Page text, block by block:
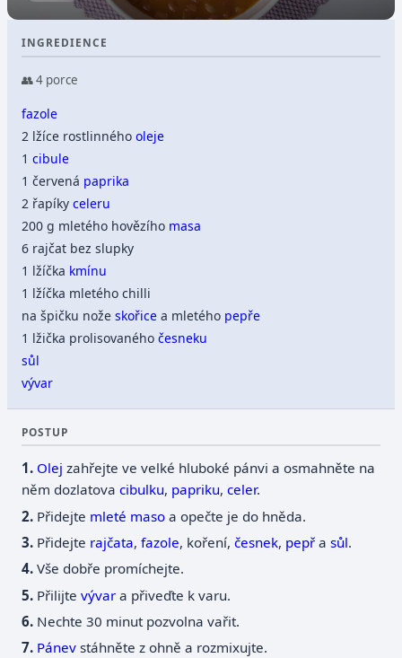
INGREDIENCE
👥 4 porce
fazole
2 lžíce rostlinnéhooleje
1cibule
1 červená paprika
2 řapíkyceleru
200 g mletého hovězího masa
6 rajčat bez slupky
1 lžíčka kmínu
1 lžíčka mletého chilli
na špičku nožeskořice a mletého pepře
1 lžička prolisovanéhočesneku
sůl
vývar
POSTUP
Olej zahřejte ve velké hluboké pánvi a osmahněte na
něm dozlatovacibulku, papriku,celer.
Přidejte mleté maso a opečte je do hněda.
Přidejte rajčata,fazole, koření,česnek, pepř asůl.
Vše dobře promíchejte.
Přilijtevývar a přiveďte k varu.
Nechte 30 minut pozvolna vařit.
Pánev stáhněte z ohně a rozmixujte.